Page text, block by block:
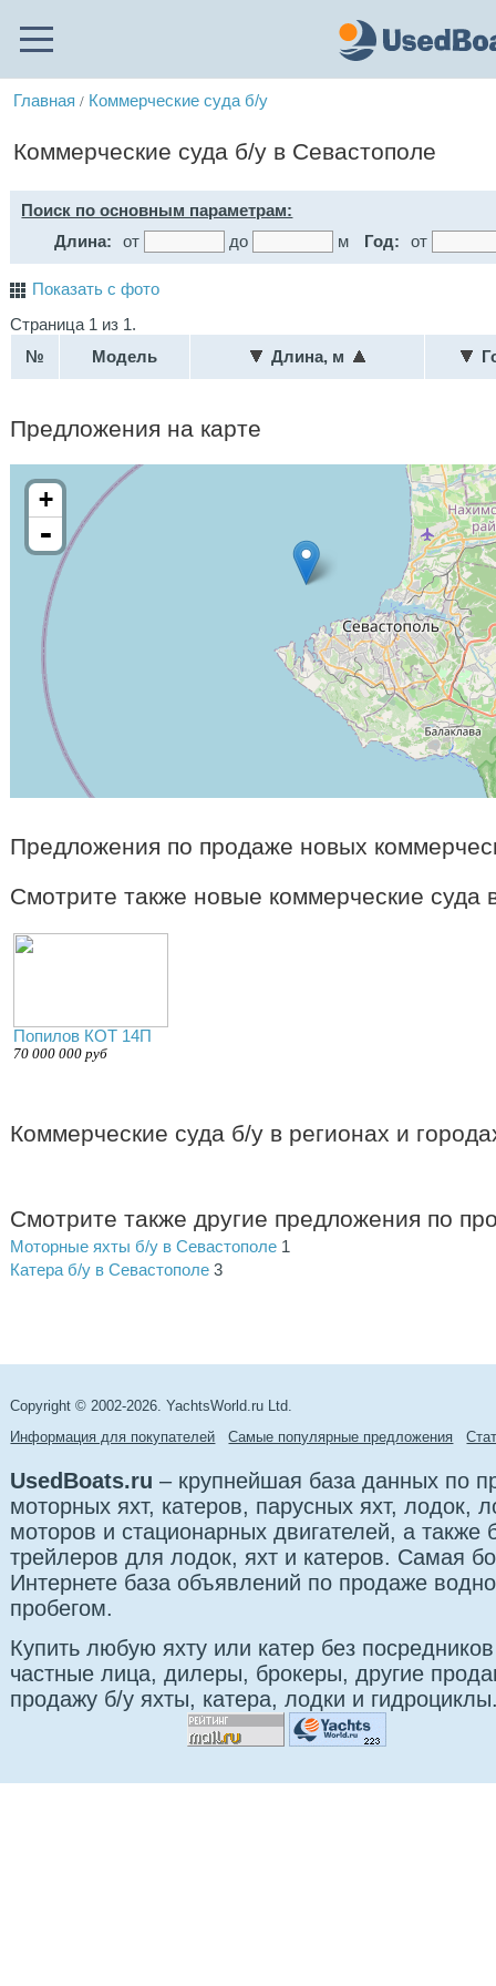
Главная / Коммерческие суда б/у
Коммерческие суда б/у в Севастополе
Поиск по основным параметрам:
Длина:
от до м Год: от
Показать с фото
Страница 1 из 1.
№
Модель Длина, м
Предложения на карте
+
-
Предложения по продаже новых
Смотрите также новые коммерческие суда
Попилов КОТ 14П
70 000 000 руб
Коммерческие суда б/у в регионах и
Смотрите также другие предложения по
Моторные яхты б/у в Севастополе 1
Катера б/у в Севастополе 3
Copyright © 2002-2026. YachtsWorld.ru Ltd.
Информация для покупателей
Самые популярные предложения
UsedBoats.ru – крупнейшая база данных по
моторных яхт, катеров, парусных яхт, лодок,
моторов и стационарных двигателей, а также
трейлеров для лодок, яхт и катеров. Самая
Интернете база объявлений по продаже
пробегом.
Купить любую яхту или катер без
частные лица, дилеры, брокеры, другие
продажу б/у яхты, катера, лодки и